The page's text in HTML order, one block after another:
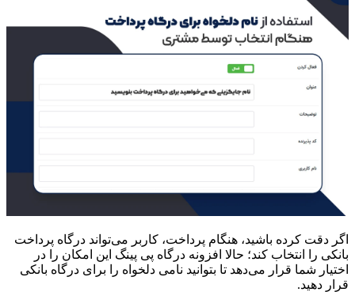
اگر دقت کرده باشید، هنگام پرداخت، کاربر می‌تواند درگاه پرداخت
بانکی را انتخاب کند؛ حالا افزونه درگاه پی پینگ این امکان را در
اختیار شما قرار می‌دهد تا بتوانید نامی دلخواه را برای درگاه بانکی
قرار دهید.